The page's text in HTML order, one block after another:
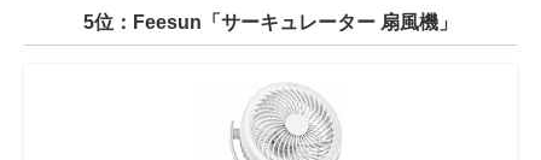
5位：Feesun「サーキュレーター 扇風機」